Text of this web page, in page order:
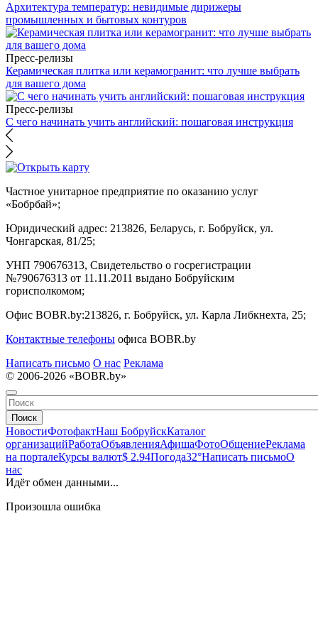
Архитектура температур: невидимые дирижеры
промышленных и бытовых контуров
Пресс-релизы
Керамическая плитка или керамогранит: что лучше выбрать
для вашего дома
Пресс-релизы
С чего начинать учить английский: пошаговая инструкция
Частное унитарное предприятие по оказанию услуг
«Бобрбай»;
Юридический адрес: 213826, Беларусь, г. Бобруйск, ул.
Чонгарская, 81/25;
УНП 790676313, Свидетельство о госрегистрации
№790676313 от 11.11.2011 выдано Бобруйским
горисполкомом;
Офис BOBR.by:213826, г. Бобруйск, ул. Карла Либкнехта, 25;
Контактные телефоны офиса BOBR.by
Написать письмо О нас Реклама
© 2006-2026 «BOBR.by»
Поиск
НовостиФотофактНаш БобруйскКаталог
организацийРаботаОбъявленияАфишаФотоОбщениеРеклама
на порталеКурсы валют$ 2.94Погода32°Написать письмоО
нас
Идёт обмен данными...
Произошла ошибка